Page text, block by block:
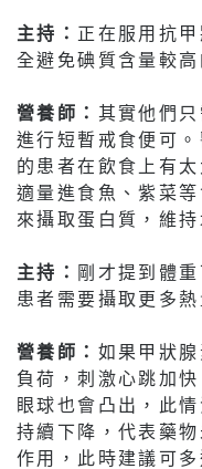
主持： 正在服用抗
全避免碘質含量較高
營養師： 其實他們
進行短暫戒食便可
的患者在飲食上有
適量進食魚、紫菜
來攝取蛋白質，維持
主持： 剛才提到體
患者需要攝取更多
營養師： 如果甲狀
負荷，刺激心跳加
眼球也會凸出，此
持續下降，代表藥
作用，此時建議可